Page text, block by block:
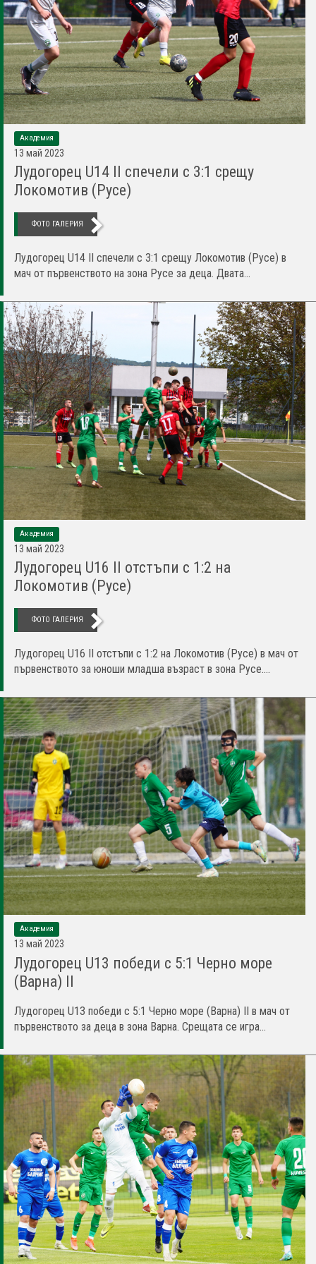
Академия
13 май 2023
Лудогорец U14 II спечели с 3:1 срещу
Локомотив (Русе)
ФОТО ГАЛЕРИЯ
Лудогорец U14 II спечели с 3:1 срещу Локомотив (Русе) в
мач от първенството на зона Русе за деца. Двата...
Академия
13 май 2023
Лудогорец U16 II отстъпи с 1:2 на
Локомотив (Русе)
ФОТО ГАЛЕРИЯ
Лудогорец U16 II отстъпи с 1:2 на Локомотив (Русе) в мач от
първенството за юноши младша възраст в зона Русе....
Академия
13 май 2023
Лудогорец U13 победи с 5:1 Черно море
(Варна) II
Лудогорец U13 победи с 5:1 Черно море (Варна) II в мач от
първенството за деца в зона Варна. Срещата се игра...